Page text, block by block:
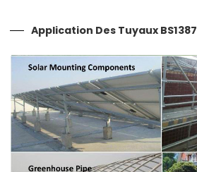
Application Des Tuyaux BS1387